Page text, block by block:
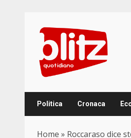
content
Politica Cronaca
Home » Roccaraso dice